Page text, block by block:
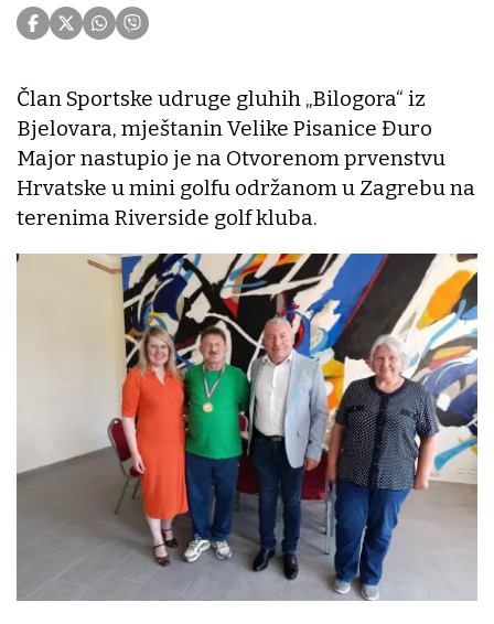
Član Sportske udruge gluhih „Bilogora“ iz
Bjelovara, mještanin Velike Pisanice Đuro
Major nastupio je na Otvorenom prvenstvu
Hrvatske u mini golfu održanom u Zagrebu na
terenima Riverside golf kluba.